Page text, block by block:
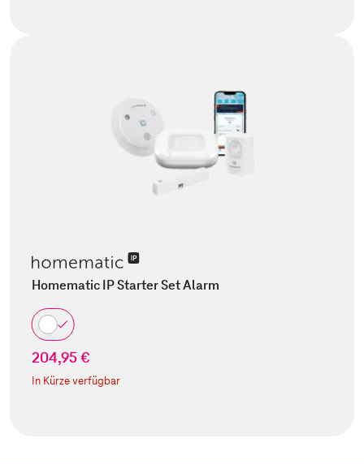
Homematic IP Starter Set Alarm
204,95 €
In Kürze verfügbar